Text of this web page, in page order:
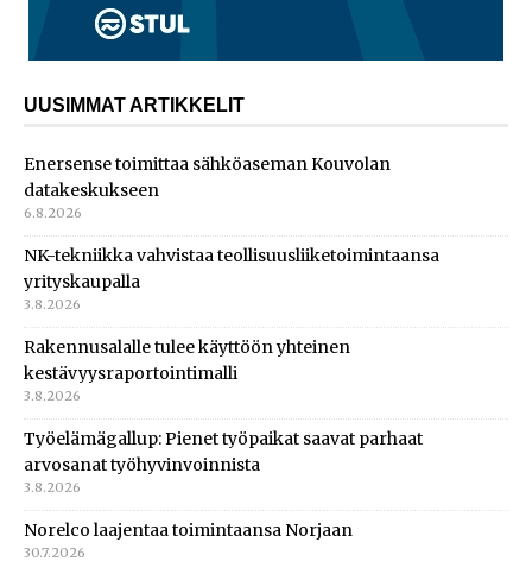
UUSIMMAT ARTIKKELIT
Enersense toimittaa sähköaseman Kouvolan
datakeskukseen
6.8.2026
NK-tekniikka vahvistaa teollisuusliiketoimintaansa
yrityskaupalla
3.8.2026
Rakennusalalle tulee käyttöön yhteinen
kestävyysraportointimalli
3.8.2026
Työelämägallup: Pienet työpaikat saavat parhaat
arvosanat työhyvinvoinnista
3.8.2026
Norelco laajentaa toimintaansa Norjaan
30.7.2026